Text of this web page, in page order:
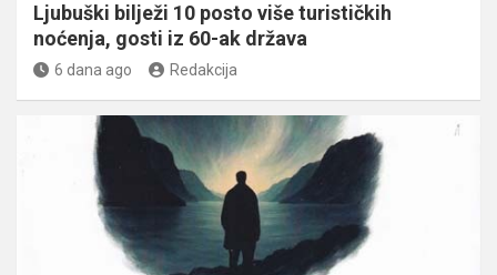
Ljubuški bilježi 10 posto više turističkih
noćenja, gosti iz 60-ak država
6 dana ago Redakcija